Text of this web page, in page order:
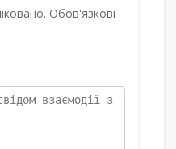
Обов'язкові